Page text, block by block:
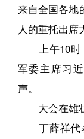
来自全国各地
人的重托出席
上午10时
军委主席习
声。
大会在雄壮
丁薛祥代